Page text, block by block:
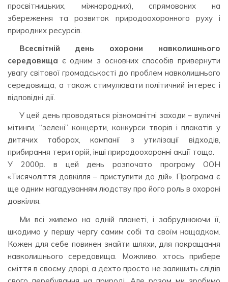
просвітницьких, міжнародних), спрямованих на
збереження та розвиток природоохоронного руху і
природних ресурсів.
Всесвітній день охорони навколишнього
середовища є одним з основних способів привернути
увагу світової громадськості до проблем навколишнього
середовища, а також стимулювати політичний інтерес і
відповідні дії.
У цей день проводяться різноманітні заходи – вуличні
мітинги, “зелені” концерти, конкурси творів і плакатів у
дитячих таборах, кампанії з утилізації відходів,
прибирання територій, інші природоохоронні акції тощо.
У 2000р. в цей день розпочато програму ООН
«Тисячоліття довкілля – приступити до дій». Програма є
ще одним нагадуванням людству про його роль в охороні
довкілля.
Ми всі живемо на одній планеті, і забруднюючи її,
шкодимо у першу чергу самим собі та своїм нащадкам.
Кожен для себе повинен знайти шляхи, для покращання
навколишнього середовища. Можливо, хтось прибере
сміття в своєму дворі, а дехто просто не залишить слідів